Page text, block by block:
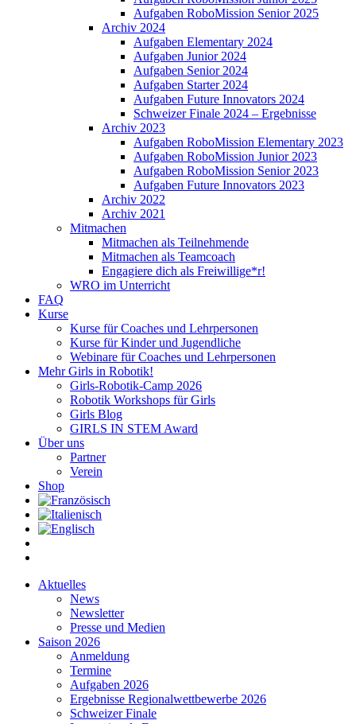
Aufgaben RoboMission Senior 2025
Archiv 2024
Aufgaben Elementary 2024
Aufgaben Junior 2024
Aufgaben Senior 2024
Aufgaben Starter 2024
Aufgaben Future Innovators 2024
Schweizer Finale 2024 – Ergebnisse
Archiv 2023
Aufgaben RoboMission Elementary 2023
Aufgaben RoboMission Junior 2023
Aufgaben RoboMission Senior 2023
Aufgaben Future Innovators 2023
Archiv 2022
Archiv 2021
Mitmachen
Mitmachen als Teilnehmende
Mitmachen als Teamcoach
Engagiere dich als Freiwillige*r!
WRO im Unterricht
FAQ
Kurse
Kurse für Coaches und Lehrpersonen
Kurse für Kinder und Jugendliche
Webinare für Coaches und Lehrpersonen
Mehr Girls in Robotik!
Girls-Robotik-Camp 2026
Robotik Workshops für Girls
Girls Blog
GIRLS IN STEM Award
Über uns
Partner
Verein
Shop
Aktuelles
News
Newsletter
Presse und Medien
Saison 2026
Anmeldung
Termine
Aufgaben 2026
Ergebnisse Regionalwettbewerbe 2026
Schweizer Finale